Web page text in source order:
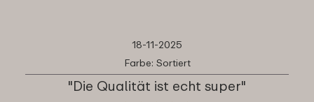
18-11-2025
Farbe: Sortiert
"Die Qualität ist echt super"